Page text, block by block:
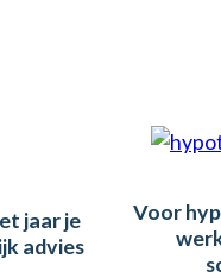
jaar je
advies
Voor